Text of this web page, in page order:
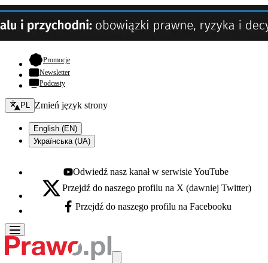
Promocje- otwiera się w nowej karcie
Newsletter
Podcasty
Zmień język - bieżący:
PL Zmień język strony
English (EN)
Українська (UA)
Youtube - otwiera się w nowej karcie
Odwiedź nasz kanał w serwisie YouTube
X - otwiera się w nowej karcie
Przejdź do naszego profilu na X (dawniej Twitter)
Facebook - otwiera się w nowej karcie
Przejdź do naszego profilu na Facebooku